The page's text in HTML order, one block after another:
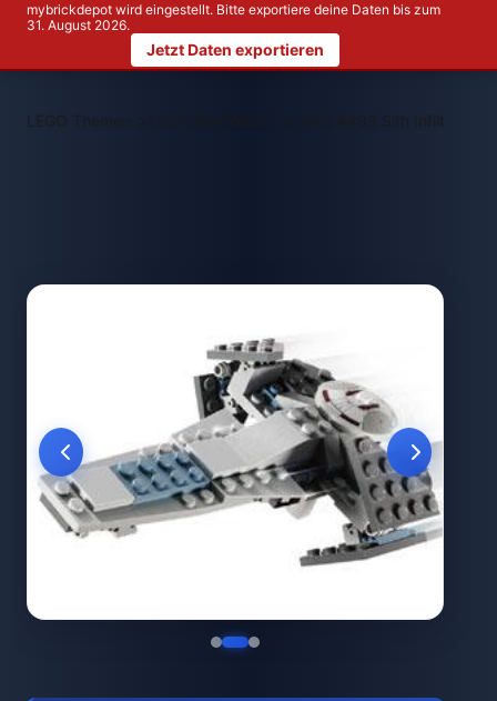
mybrickdepot wird eingestellt. Bitte exportiere deine Daten bis zum
31. August 2026.
Jetzt Daten exportieren
LEGO Themen > LEGO 4493 Sith Infiltrator